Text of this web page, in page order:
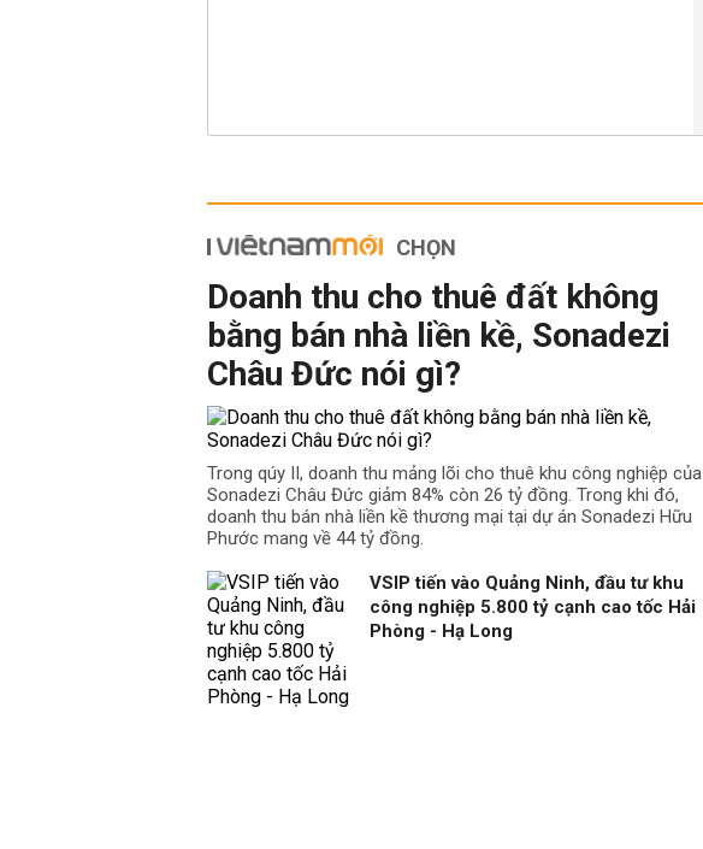
CHỌN
Doanh thu cho thuê đất không
bằng bán nhà liền kề, Sonadezi
Châu Đức nói gì?
Trong qúy II, doanh thu mảng lõi cho thuê khu công nghiệp của
Sonadezi Châu Đức giảm 84% còn 26 tỷ đồng. Trong khi đó,
doanh thu bán nhà liền kề thương mại tại dự án Sonadezi Hữu
Phước mang về 44 tỷ đồng.
VSIP tiến vào Quảng Ninh, đầu tư khu
công nghiệp 5.800 tỷ cạnh cao tốc Hải
Phòng - Hạ Long